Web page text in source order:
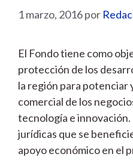
1 marzo, 2016por
El Fondo tiene como
protección de los
la región para potenciar
comercial de los
tecnología e
jurídicas que se
apoyo económico en el